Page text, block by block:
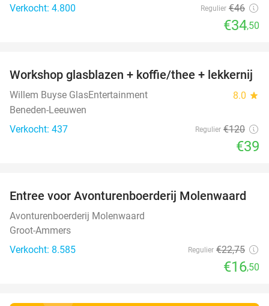
Verkocht: 4.800
Regulier €46
€34,50
68%
Workshop glasblazen + koffie/thee + lekkernij
Willem Buyse GlasEntertainment 8.0 star
Beneden-Leeuwen
Verkocht: 437
Regulier €120
€39
27%
Entree voor Avonturenboerderij Molenwaard
Avonturenboerderij Molenwaard
Groot-Ammers
Verkocht: 8.585
Regulier €22,75
€16,50